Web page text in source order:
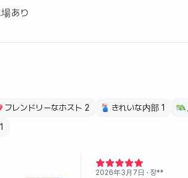
あり
フレンドリーなホスト 2 きれいな内部 1
ビューレストラン 1
2026年3月7日 · 장**